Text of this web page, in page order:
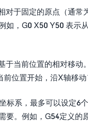
对于固定的原点（通常
，G0 X50 Y50 表示
当前位置的相对移动
位置开始，沿X轴移动
标系，最多可以设定6
要。例如，G54定义的